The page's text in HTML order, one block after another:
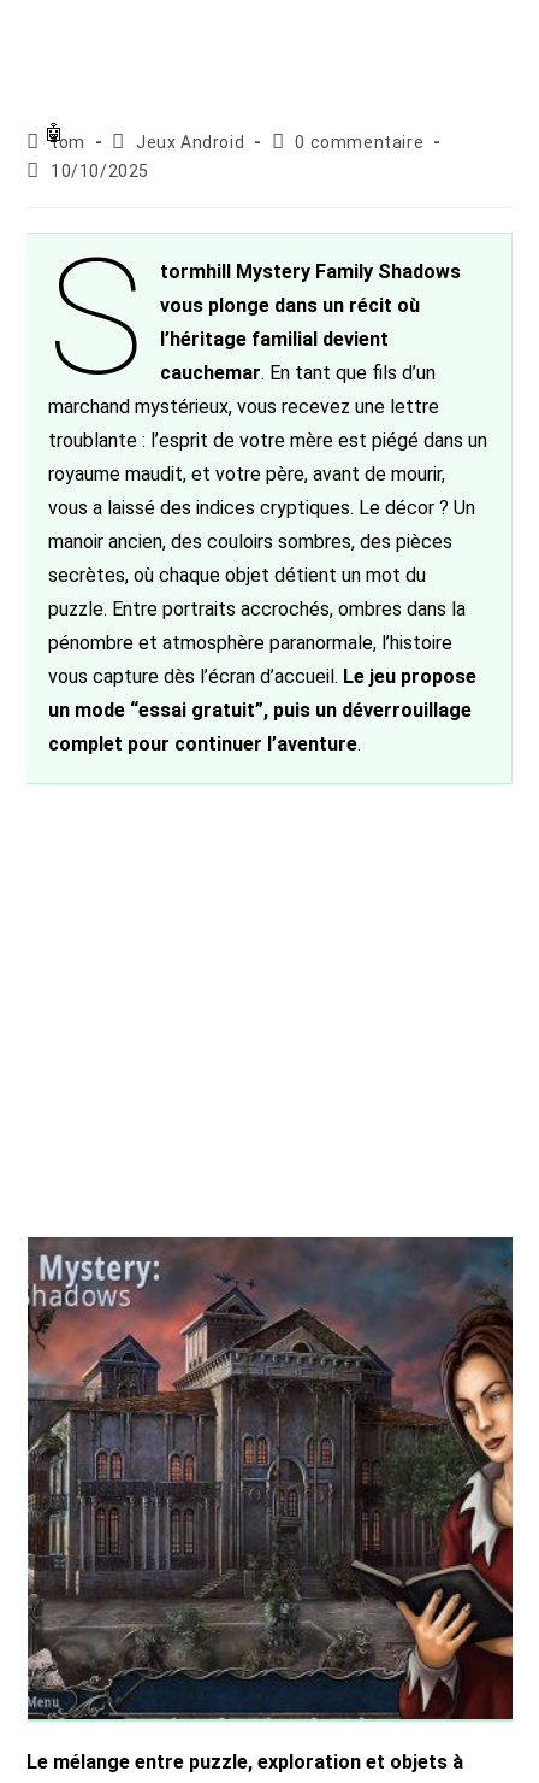
Auteur/autrice
de
tom
Post
category:
Jeux Android
Commentaires
0 commentaire
Publication
10/10/2025
S
tormhill Mystery Family Shadows
vous plonge dans un récit où
l’héritage familial devient
cauchemar. En tant que fils d’un
marchand mystérieux, vous recevez une lettre
troublante : l’esprit de votre mère est piégé dans un
royaume maudit, et votre père, avant de mourir,
vous a laissé des indices cryptiques. Le décor ? Un
manoir ancien, des couloirs sombres, des pièces
secrètes, où chaque objet détient un mot du
puzzle. Entre portraits accrochés, ombres dans la
pénombre et atmosphère paranormale, l’histoire
vous capture dès l’écran d’accueil. Le jeu propose
un mode “essai gratuit”, puis un déverrouillage
complet pour continuer l’aventure.
Le mélange entre puzzle, exploration et objets à